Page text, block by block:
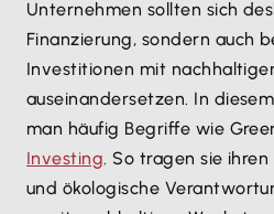
Unternehmen sollten sich
Finanzierung, sondern auch
Investitionen mit
auseinandersetzen. In
man häufig Begriffe wie
Investing. So tragen sie
und ökologische